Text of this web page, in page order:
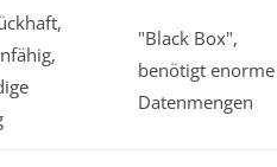
"Black Box",
benötigt enorme
Datenmengen